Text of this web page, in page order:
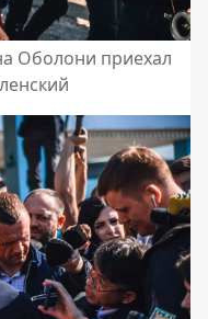
Оболони приехал